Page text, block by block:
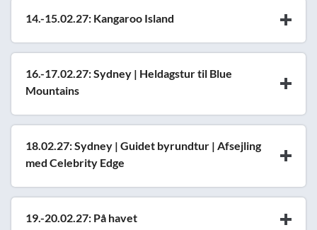
14.-15.02.27: Kangaroo Island
16.-17.02.27: Sydney | Heldagstur til Blue
Mountains
18.02.27: Sydney | Guidet byrundtur | Afsejling
med Celebrity Edge
19.-20.02.27: På havet